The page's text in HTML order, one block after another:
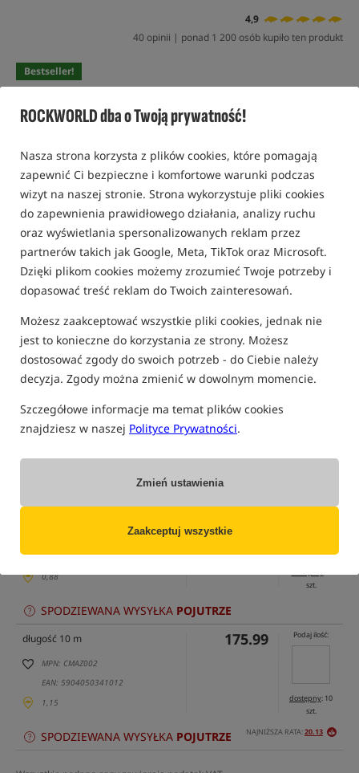
ROCKWORLD dba o Twoją prywatność!
Nasza strona korzysta z plików cookies, które pomagają
zapewnić Ci bezpieczne i komfortowe warunki podczas
wizyt na naszej stronie. Strona wykorzystuje pliki cookies
do zapewnienia prawidłowego działania, analizy ruchu
oraz wyświetlania spersonalizowanych reklam przez
partnerów takich jak Google, Meta, TikTok oraz Microsoft.
Dzięki plikom cookies możemy zrozumieć Twoje potrzeby i
dopasować treść reklam do Twoich zainteresowań.
Możesz zaakceptować wszystkie pliki cookies, jednak nie
jest to konieczne do korzystania ze strony. Możesz
dostosować zgody do swoich potrzeb - do Ciebie należy
decyzja. Zgody można zmienić w dowolnym momencie.
Szczegółowe informacje ma temat plików cookies
znajdziesz w naszej Polityce Prywatności.
Zmień ustawienia
Zaakceptuj wszystkie
4,9
40 opinii | ponad 1 200 osób kupiło ten produkt
Bestseller!
tylko produkty na"naszym magazynie"
Cena PLN
EAN: 5904050341005
0,88
Podaj ilość:
szt.
SPODZIEWANA WYSYŁKA POJUTRZE
długość 10 m
MPN: CMAZ002
EAN: 5904050341012
1,15
175.99 Podaj ilość:
dostępny: 10
szt.
NAJNIŻSZA RATA:20.13
SPODZIEWANA WYSYŁKA POJUTRZE